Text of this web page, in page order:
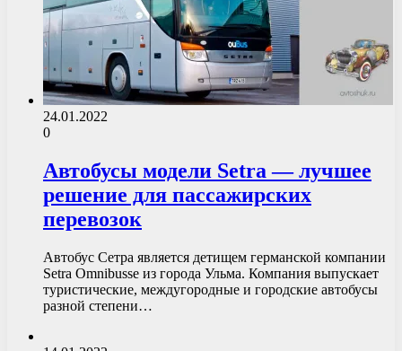
24.01.2022
0
Автобусы модели Setra — лучшее
решение для пассажирских
перевозок
Автобус Сетра является детищем германской компании
Setra Omnibusse из города Ульма. Компания выпускает
туристические, междугородные и городские автобусы
разной степени…